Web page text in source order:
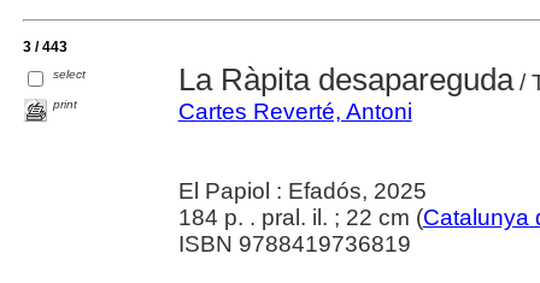
3 / 443
select
print
La Ràpita desapareguda/
Cartes Reverté, Antoni
El Papiol : Efadós, 2025
184 p. . pral. il. ; 22 cm (Catalunya
ISBN 9788419736819